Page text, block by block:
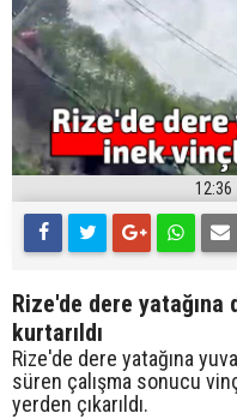
12:36
Rize'de dere
kurtarıldı
Rize'de dere yatağına
süren çalışma sonucu
yerden çıkarıldı.